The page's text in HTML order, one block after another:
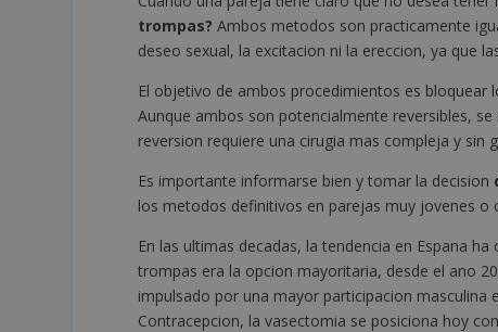
trompas? Ambos metodos son practicamente
deseo sexual, la excitacion ni la ereccion, ya que
El objetivo de ambos procedimientos es bloquear
Aunque ambos son potencialmente reversibles,
reversion requiere una cirugia mas compleja y sin
Es importante informarse bien y tomar la decision
los metodos definitivos en parejas muy jovenes o
En las ultimas decadas, la tendencia en Espana
trompas era la opcion mayoritaria, desde el ano
impulsado por una mayor participacion masculina
Contracepcion, la vasectomia se posiciona hoy